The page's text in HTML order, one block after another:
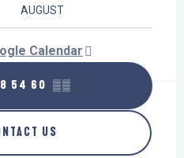
AUGUST
Calendar
54 60 ▒▒
US